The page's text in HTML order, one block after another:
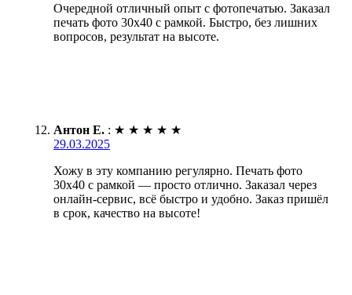
Очередной отличный опыт с фотопечатью. Заказал
печать фото 30х40 с рамкой. Быстро, без лишних
вопросов, результат на высоте.
Антон Е. : ★ ★ ★ ★ ★
29.03.2025
Хожу в эту компанию регулярно. Печать фото
30х40 с рамкой — просто отлично. Заказал через
онлайн-сервис, всё быстро и удобно. Заказ пришёл
в срок, качество на высоте!